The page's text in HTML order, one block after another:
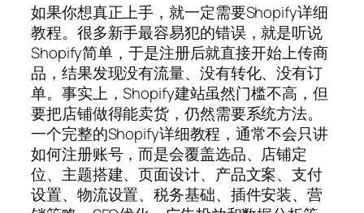
如果你想真正上手，就一定需要Shopify详细
教程。很多新手最容易犯的错误，就是听说
Shopify简单，于是注册后就直接开始上传商
品，结果发现没有流量、没有转化、没有订
单。事实上，Shopify建站虽然门槛不高，但
要把店铺做得能卖货，仍然需要系统方法。
一个完整的Shopify详细教程，通常不会只讲
如何注册账号，而是会覆盖选品、店铺定
位、主题搭建、页面设计、产品文案、支付
设置、物流设置、税务基础、插件安装、营